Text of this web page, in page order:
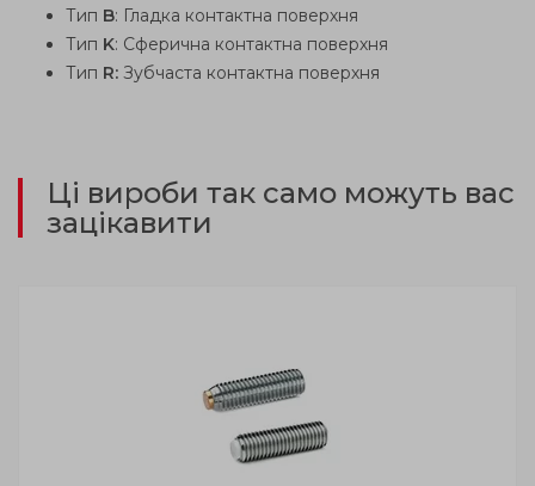
Тип B: Гладка контактна поверхня
Тип K: Сферична контактна поверхня
Тип R: Зубчаста контактна поверхня
Ці вироби так само можуть вас
зацікавити